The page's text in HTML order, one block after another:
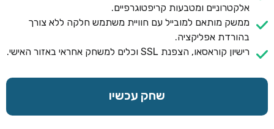
אלקטרוניים ומטבעות קריפטוגרפיים.
ממשק מותאם למובייל עם חוויית משתמש חלקה ללא צורך
בהורדת אפליקציה.
רישיון קוראסאו, הצפנת SSL וכלים למשחק אחראי באזור האישי.
שחק עכשיו